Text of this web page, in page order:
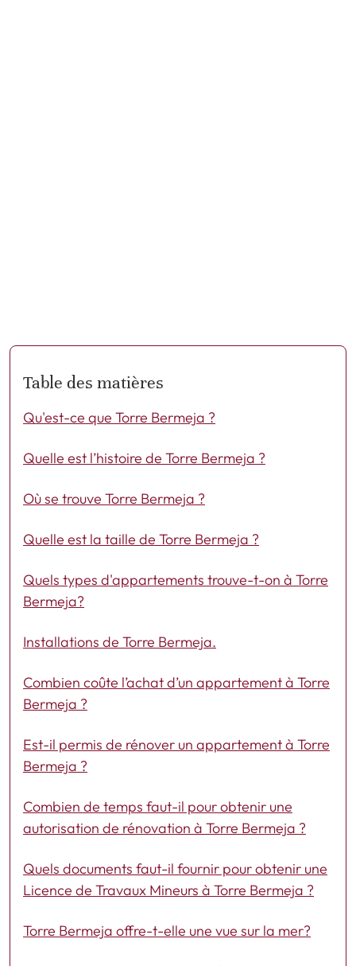
Table des matières
Qu'est-ce que Torre Bermeja ?
Quelle est l’histoire de Torre Bermeja ?
Où se trouve Torre Bermeja ?
Quelle est la taille de Torre Bermeja ?
Quels types d'appartements trouve-t-on à Torre
Bermeja?
Installations de Torre Bermeja.
Combien coûte l’achat d’un appartement à Torre
Bermeja ?
Est-il permis de rénover un appartement à Torre
Bermeja ?
Combien de temps faut-il pour obtenir une
autorisation de rénovation à Torre Bermeja ?
Quels documents faut-il fournir pour obtenir une
Licence de Travaux Mineurs à Torre Bermeja ?
Torre Bermeja offre-t-elle une vue sur la mer?